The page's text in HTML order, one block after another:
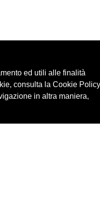
ed utili alle finalità
consulta la Cookie
in altra maniera,